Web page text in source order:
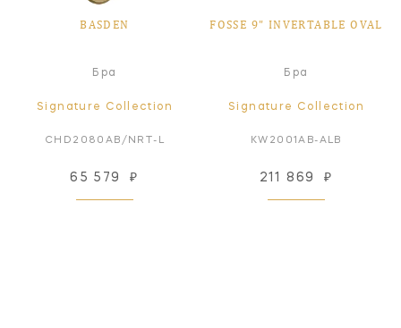
BASDEN
Бра
Signature Collection
CHD2080AB/NRT-L
65 579 ₽
FOSSE 9" INVERTABLE OVAL
Бра
Signature Collection
KW2001AB-ALB
211 869 ₽